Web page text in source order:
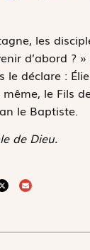
les
d’abord ?
le déclare :
le Fils
le Baptiste.
de Dieu.